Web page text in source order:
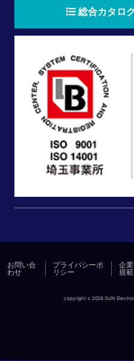
総合カタロ
お問い合
わせ
プライバシーポ
リシー
企
規範
copyright c 2026 SUN